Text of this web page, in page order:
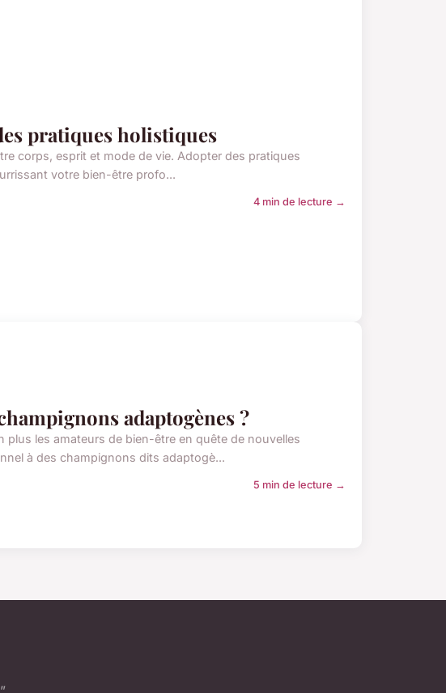
pratiques holistiques
corps, esprit et mode de vie. Adopter des pratiques
votre bien-être profo...
4 min de lecture →
adaptogènes ?
les amateurs de bien-être en quête de nouvelles
à des champignons dits adaptogè...
5 min de lecture →